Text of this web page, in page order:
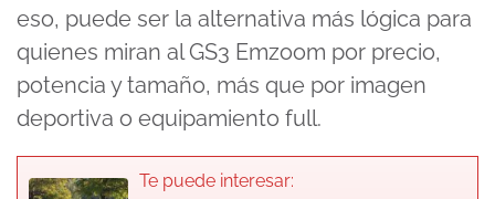
eso, puede ser la alternativa más lógica para
quienes miran al GS3 Emzoom por precio,
potencia y tamaño, más que por imagen
deportiva o equipamiento full.
Te puede interesar: